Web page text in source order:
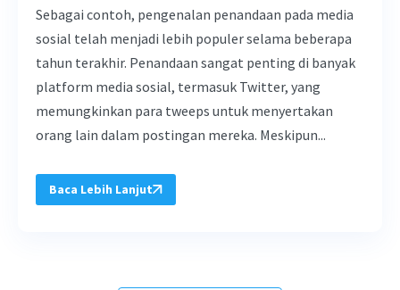
Sebagai contoh, pengenalan penandaan pada media
sosial telah menjadi lebih populer selama beberapa
tahun terakhir. Penandaan sangat penting di banyak
platform media sosial, termasuk Twitter, yang
memungkinkan para tweeps untuk menyertakan
orang lain dalam postingan mereka. Meskipun...
Baca Lebih Lanjut